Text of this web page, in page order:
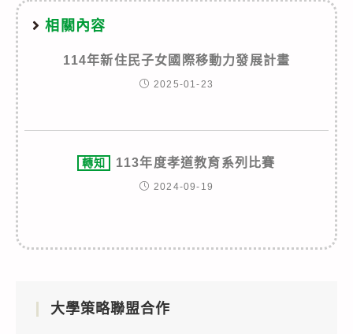
相關內容
114年新住民子女國際移動力發展計畫
2025-01-23
轉知 113年度孝道教育系列比賽
2024-09-19
大學策略聯盟合作